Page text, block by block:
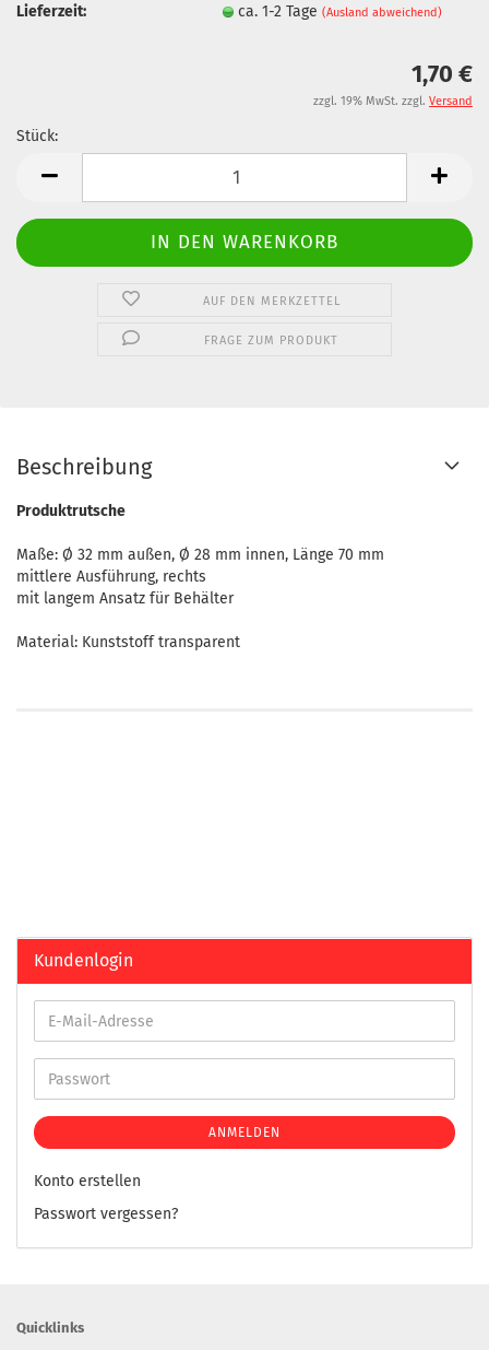
Lieferzeit:
ca. 1-2 Tage(Ausland abweichend)
1,70 €
zzgl. 19% MwSt. zzgl. Versand
Stück:
AUF DEN MERKZETTEL
FRAGE ZUM PRODUKT
Beschreibung
Produktrutsche
Maße: Ø 32 mm außen, Ø 28 mm innen, Länge 70 mm
mittlere Ausführung, rechts
mit langem Ansatz für Behälter
Material: Kunststoff transparent
Kundenlogin
ANMELDEN
Konto erstellen
Passwort vergessen?
Quicklinks